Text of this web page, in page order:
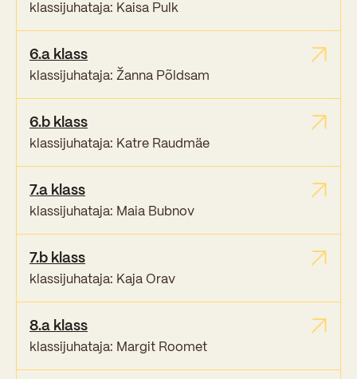
Kooliõde ja koolipsühholoogid
klassijuhataja: Kaisa Pulk
6.a klass
klassijuhataja: Žanna Põldsam
6.b klass
klassijuhataja: Katre Raudmäe
7.a klass
klassijuhataja: Maia Bubnov
7.b klass
klassijuhataja: Kaja Orav
8.a klass
klassijuhataja: Margit Roomet